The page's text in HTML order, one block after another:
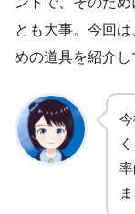
とも大事。今回
めの道具を紹介し